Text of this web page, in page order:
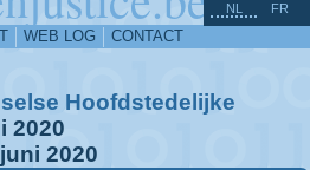
WEB LOG CONTACT
NL FR
Hoofdstedelijke
2020
juni 2020
^